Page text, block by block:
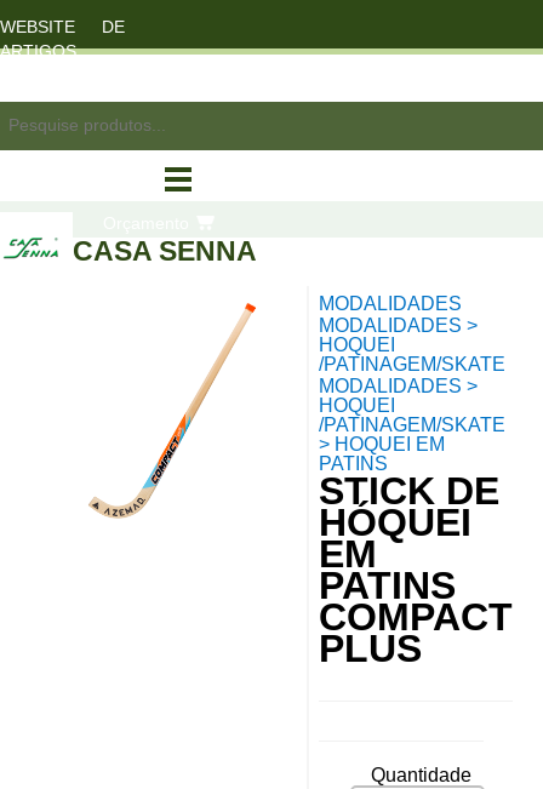
WEBSITE DE
ARTIGOS
CASA SENNA
MODALIDADES
MODALIDADES >
HOQUEI
/PATINAGEM/SKATE
MODALIDADES >
HOQUEI
/PATINAGEM/SKATE
> HOQUEI EM
PATINS
STICK DE
HÓQUEI
EM
PATINS
COMPACT
PLUS
Quantidade